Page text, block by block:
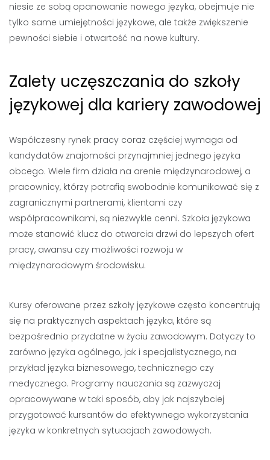
niesie ze sobą opanowanie nowego języka, obejmuje nie
tylko same umiejętności językowe, ale także zwiększenie
pewności siebie i otwartość na nowe kultury.
Zalety uczęszczania do szkoły
językowej dla kariery zawodowej
Współczesny rynek pracy coraz częściej wymaga od
kandydatów znajomości przynajmniej jednego języka
obcego. Wiele firm działa na arenie międzynarodowej, a
pracownicy, którzy potrafią swobodnie komunikować się z
zagranicznymi partnerami, klientami czy
współpracownikami, są niezwykle cenni. Szkoła językowa
może stanowić klucz do otwarcia drzwi do lepszych ofert
pracy, awansu czy możliwości rozwoju w
międzynarodowym środowisku.
Kursy oferowane przez szkoły językowe często koncentrują
się na praktycznych aspektach języka, które są
bezpośrednio przydatne w życiu zawodowym. Dotyczy to
zarówno języka ogólnego, jak i specjalistycznego, na
przykład języka biznesowego, technicznego czy
medycznego. Programy nauczania są zazwyczaj
opracowywane w taki sposób, aby jak najszybciej
przygotować kursantów do efektywnego wykorzystania
języka w konkretnych sytuacjach zawodowych.